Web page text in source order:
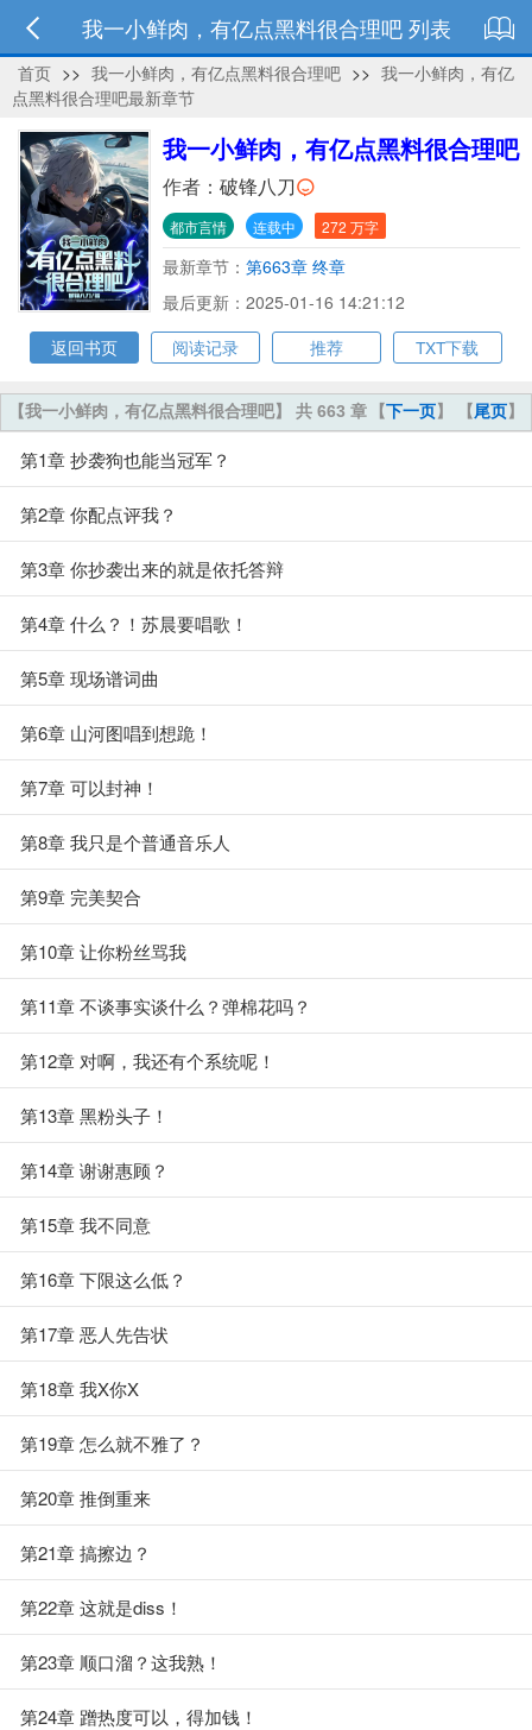
我一小鲜肉，有亿点黑料很合理吧 列表
首页 >> 我一小鲜肉，有亿点黑料很合理吧 >> 我一小鲜肉，有亿
点黑料很合理吧最新章节
我一小鲜肉，有亿点黑料很合理吧
作者： 破锋八刀
都市言情 连载中 272 万字
最新章节： 第663章 终章
最后更新：2025-01-16 14:21:12
返回书页
阅读记录 推荐 TXT下载
【下一页】 【尾页】
【我一小鲜肉，有亿点黑料很合理吧】 共 663 章
第1章 抄袭狗也能当冠军？
第2章 你配点评我？
第3章 你抄袭出来的就是依托答辩
第4章 什么？！苏晨要唱歌！
第5章 现场谱词曲
第6章 山河图唱到想跪！
第7章 可以封神！
第8章 我只是个普通音乐人
第9章 完美契合
第10章 让你粉丝骂我
第11章 不谈事实谈什么？弹棉花吗？
第12章 对啊，我还有个系统呢！
第13章 黑粉头子！
第14章 谢谢惠顾？
第15章 我不同意
第16章 下限这么低？
第17章 恶人先告状
第18章 我X你X
第19章 怎么就不雅了？
第20章 推倒重来
第21章 搞擦边？
第22章 这就是diss！
第23章 顺口溜？这我熟！
第24章 蹭热度可以，得加钱！